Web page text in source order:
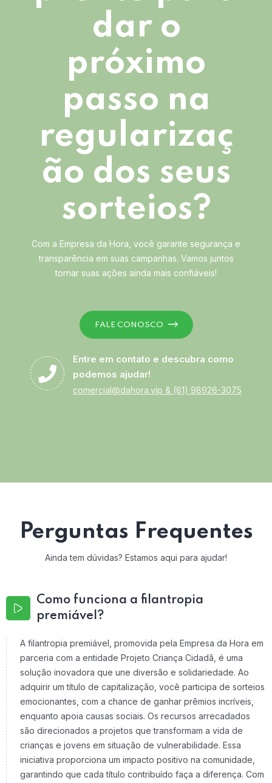
dar o
próximo
passo na
regularizaç
ão dos seus
sorteios?
Com a Empresa da Hora, você garante segurança e
transparência em suas campanhas. Vamos juntos
tornar suas ações ainda mais confiáveis!
FALE CONOSCO
Entre em contato e descubra como
podemos ajudar!
comercial@dahora.vip & (81) 98926-3075
Perguntas Frequentes
Ainda tem dúvidas? Estamos aqui para ajudar!
Como funciona a filantropia
premiável?
A filantropia premiável, promovida pela Empresa da Hora em
parceria com a entidade Projeto Criança Cidadã, é uma
solução inovadora que une diversão e solidariedade. Ao
adquirir um título de capitalização, você participa de sorteios
emocionantes, com a chance de ganhar prêmios incríveis,
enquanto apoia causas sociais. Os recursos arrecadados
são direcionados a projetos que transformam a vida de
crianças e jovens em situação de vulnerabilidade. Essa
iniciativa proporciona um impacto positivo na comunidade,
garantindo que cada título contribuído faça a diferença. Com